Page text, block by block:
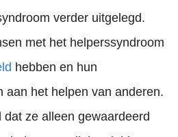
verder uitgelegd.
met het helperssyndroom
hebben en hun
aan het helpen van anderen.
ze alleen gewaardeerd